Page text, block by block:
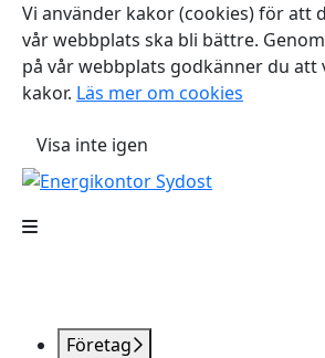
Vi använder kakor (cookies) för att
vår webbplats ska bli bättre.
på vår webbplats godkänner du att
kakor. Läs mer om cookies
Visa inte igen
Företag